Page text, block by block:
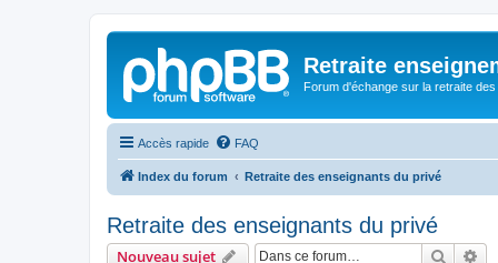
Retraite
Forum d'échange sur la retraite
Accès rapide FAQ
Index du forum Retraite des enseignants du privé
Retraite des enseignants du privé
Nouveau sujet